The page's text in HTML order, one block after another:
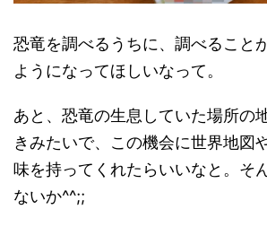
恐竜を調べるうちに、調べること
ようになってほしいなって。
あと、恐竜の生息していた場所の
きみたいで、この機会に世界地図
味を持ってくれたらいいなと。そ
ないか^^;;